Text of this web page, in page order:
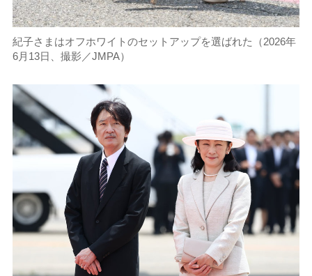
紀子さまはオフホワイトのセットアップを選ばれた（2026年
6月13日、撮影／JMPA）